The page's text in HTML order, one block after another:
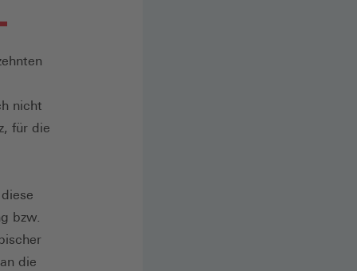
nicht
für die
bzw.
die